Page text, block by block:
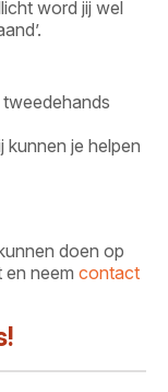
word jij wel
je helpen
doen op
en neem contact